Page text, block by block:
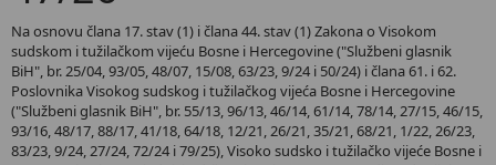
Na osnovu člana 17. stav (1) i člana 44. stav (1) Zakona o Visokom
sudskom i tužilačkom vijeću Bosne i Hercegovine ("Službeni glasnik
BiH", br. 25/04, 93/05, 48/07, 15/08, 63/23, 9/24 i 50/24) i člana 61. i 62.
Poslovnika Visokog sudskog i tužilačkog vijeća Bosne i Hercegovine
("Službeni glasnik BiH", br. 55/13, 96/13, 46/14, 61/14, 78/14, 27/15, 46/15,
93/16, 48/17, 88/17, 41/18, 64/18, 12/21, 26/21, 35/21, 68/21, 1/22, 26/23,
83/23, 9/24, 27/24, 72/24 i 79/25), Visoko sudsko i tužilačko vijeće Bosne i